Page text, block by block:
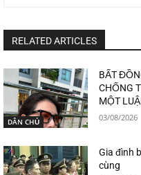
RELATED ARTICLES
DÂN CHỦ
BẤT
CHỐNG
MỘT
03/08/2026
Gia đình
cùng